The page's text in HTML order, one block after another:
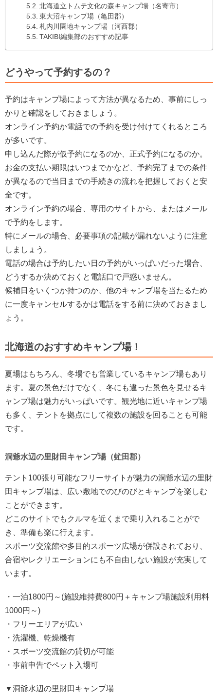
北海道立トムテ文化の森キャンプ場（名寄市）
東大沼キャンプ場（亀田郡）
札内川園地キャンプ場（河西郡）
TAKIBI編集部のおすすめ記事
どうやって予約するの？
予約はキャンプ場によって方法が異なるため、事前にしっ
かりと確認をしておきましょう。
オンライン予約か電話での予約を受け付けてくれるところ
が多いです。
申し込んだ際が仮予約になるのか、正式予約になるのか。
お金の支払い期限はいつまでかなど、予約完了までの条件
が異なるので当日までの手続きの流れを把握しておくと安
全です。
オンライン予約の場合、専用のサイトから、またはメール
で予約をします。
特にメールの場合、必要事項の記載が漏れないように注意
しましょう。
電話の場合は予約したい日の予約がいっぱいだった場合、
どうするか決めておくと電話口で戸惑いません。
候補日をいくつか持つのか、他のキャンプ場を当たるため
に一度キャンセルするかは電話をする前に決めておきまし
ょう。
北海道のおすすめキャンプ場！
夏場はもちろん、冬場でも営業しているキャンプ場もあり
ます。夏の景色だけでなく、冬にも違った景色を見せるキ
ャンプ場は魅力がいっぱいです。観光地に近いキャンプ場
も多く、テントを拠点にして複数の施設を回ることも可能
です。
洞爺水辺の里財田キャンプ場（虻田郡）
テント100張り可能なフリーサイトが魅力の洞爺水辺の里財
田キャンプ場は、広い敷地でのびのびとキャンプを楽しむ
ことができます。
どこのサイトでもクルマを近くまで乗り入れることがで
き、準備も楽に行えます。
スポーツ交流館や多目的スポーツ広場が併設されており、
合宿やレクリエーションにも不自由しない施設が充実して
います。
・一泊1800円～(施設維持費800円＋キャンプ場施設利用料
1000円～)
・フリーエリアが広い
・洗濯機、乾燥機有
・スポーツ交流館の貸切が可能
・事前申告でペット入場可
▼洞爺水辺の里財田キャンプ場